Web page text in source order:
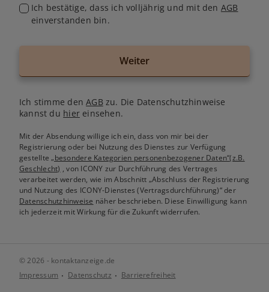
Ich bestätige, dass ich volljährig und mit den AGB
einverstanden bin.
Weiter
Ich stimme denAGB zu. Die Datenschutzhinweise
kannst du hiereinsehen.
Mit der Absendung willige ich ein, dass von mir bei der
Registrierung oder bei Nutzung des Dienstes zur Verfügung
gestellte„besondere Kategorien personenbezogener Daten“(z.B.
Geschlecht) , von ICONY zur Durchführung des Vertrages
verarbeitet werden, wie im Abschnitt „Abschluss der Registrierung
und Nutzung des ICONY-Dienstes (Vertragsdurchführung)“ der
Datenschutzhinweise näher beschrieben. Diese Einwilligung kann
ich jederzeit mit Wirkung für die Zukunft widerrufen.
© 2026 - kontaktanzeige.de
Impressum
Datenschutz Barrierefreiheit